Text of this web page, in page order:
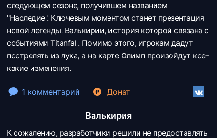
следующем сезоне, получившем названием
"Наследие". Ключевым моментом станет презентация
новой легенды, Валькирии, история которой связана с
событиями Titanfall. Помимо этого, игрокам дадут
пострелять из лука, а на карте Олимп произойдут кое-
какие изменения.
1 комментарий Донат
Валькирия
К сожалению, разработчики решили не предоставлять